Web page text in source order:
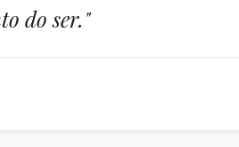
do ser."